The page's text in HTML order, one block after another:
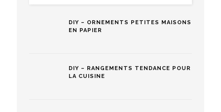
DIY – ORNEMENTS PETITES MAISONS
EN PAPIER
DIY – RANGEMENTS TENDANCE POUR
LA CUISINE